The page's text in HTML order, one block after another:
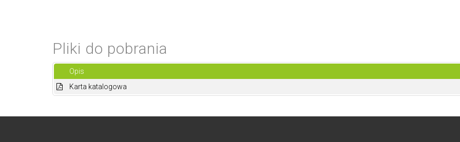
Pliki do pobrania
Opis
Karta katalogowa